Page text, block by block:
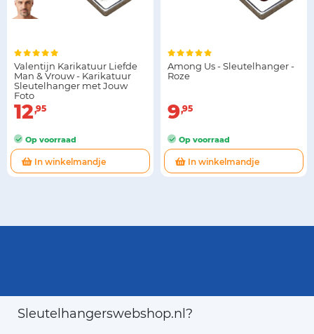
Valentijn Karikatuur Liefde
Man & Vrouw - Karikatuur
Sleutelhanger met Jouw
Foto
12 95
Op voorraad
In winkelmandje
Among Us - Sleutelhanger -
Roze
9 95
Op voorraad
In winkelmandje
Sleutelhangerswebshop.nl?